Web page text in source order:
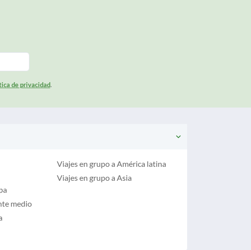
de privacidad.
medio
Viajes en grupo a América latina
Viajes en grupo a Asia